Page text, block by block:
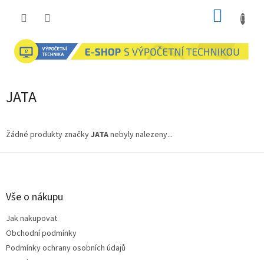
JATA
Žádné produkty značkyJATAnebyly nalezeny...
Z
Vše o nákupu
Jak nakupovat
Obchodní podmínky
Podmínky ochrany osobních údajů